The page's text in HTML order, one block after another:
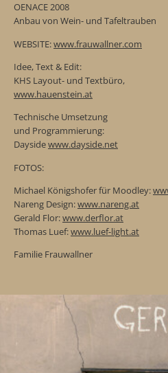
OENACE 2008
Anbau von Wein- und Tafeltrauben
WEBSITE:www.frauwallner.com
Idee, Text & Edit:
KHS Layout- und Textbüro,
www.hauenstein.at
Technische Umsetzung
und Programmierung:
Daysidewww.dayside.net
FOTOS:
Michael Königshofer für Moodley:
Nareng Design:www.nareng.at
Gerald Flor:www.derflor.at
Thomas Luef:www.luef-light.at
Familie Frauwallner